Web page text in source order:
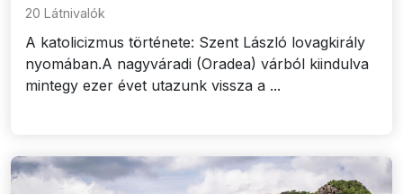
20 Látnivalók
A katolicizmus története: Szent László lovagkirály
nyomában.A nagyváradi (Oradea) várból kiindulva
mintegy ezer évet utazunk vissza a ...